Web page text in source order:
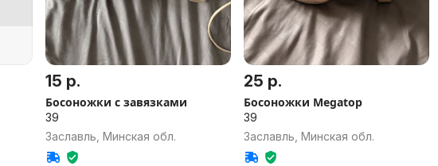
15 р.
Босоножки с завязками
39
Заславль, Минская обл.
25 р.
Босоножки Megatop
39
Заславль, Минская обл.